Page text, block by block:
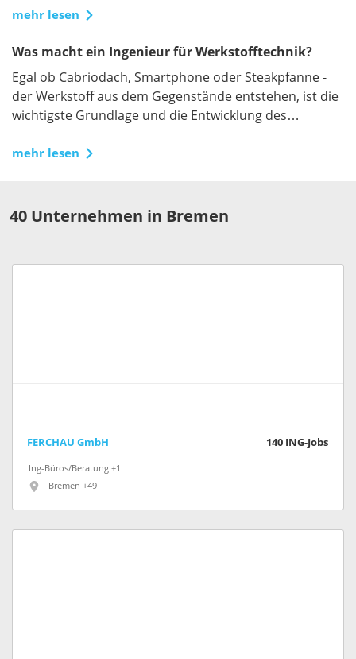
neusten Technologien, um Lieferketten nicht nur
umzusetzen.
mehr lesen
Was macht ein Ingenieur für Werkstofftechnik?
Egal ob Cabriodach, Smartphone oder Steakpfanne -
der Werkstoff aus dem Gegenstände entstehen, ist die
wichtigste Grundlage und die Entwicklung des
mehr lesen
40 Unternehmen in Bremen
FERCHAU GmbH 140 ING-Jobs
Ing-Büros/Beratung +1
Bremen +49